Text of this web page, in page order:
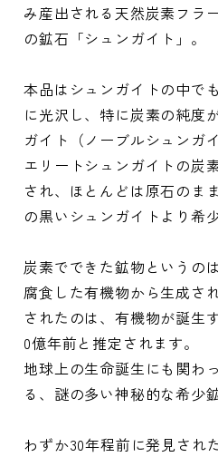
み産出される天然炭素フラ
の鉱石「シュンガイト」。
本品はシュンガイトの中で
に光沢し、特に炭素の純度
ガイト（ノーブルシュンガ
エリートシュンガイトの炭
され、ほとんどは原石のま
の黒いシュンガイトより希
炭素でできた鉱物というの
腐食した有機物から生成さ
されたのは、有機物が誕生
0億年前と推定されます。
地球上の生命誕生にも関わ
る、謎の多い神秘的な希少
わずか30年程前に発見され